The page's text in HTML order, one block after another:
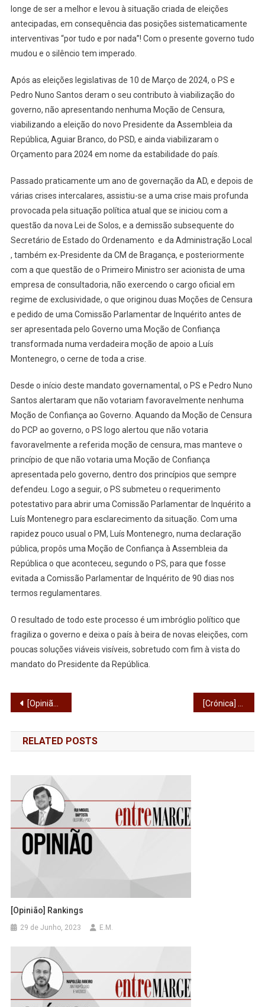
longe de ser a melhor e levou à situação criada de eleições
antecipadas, em consequência das posições sistematicamente
interventivas “por tudo e por nada”! Com o presente governo tudo
mudou e o silêncio tem imperado.
Após as eleições legislativas de 10 de Março de 2024, o PS e
Pedro Nuno Santos deram o seu contributo à viabilização do
governo, não apresentando nenhuma Moção de Censura,
viabilizando a eleição do novo Presidente da Assembleia da
República, Aguiar Branco, do PSD, e ainda viabilizaram o
Orçamento para 2024 em nome da estabilidade do país.
Passado praticamente um ano de governação da AD, e depois de
várias crises intercalares, assistiu-se a uma crise mais profunda
provocada pela situação política atual que se iniciou com a
questão da nova Lei de Solos, e a demissão subsequente do
Secretário de Estado do Ordenamento e da Administração Local
, também ex-Presidente da CM de Bragança, e posteriormente
com a que questão de o Primeiro Ministro ser acionista de uma
empresa de consultadoria, não exercendo o cargo oficial em
regime de exclusividade, o que originou duas Moções de Censura
e pedido de uma Comissão Parlamentar de Inquérito antes de
ser apresentada pelo Governo uma Moção de Confiança
transformada numa verdadeira moção de apoio a Luís
Montenegro, o cerne de toda a crise.
Desde o início deste mandato governamental, o PS e Pedro Nuno
Santos alertaram que não votariam favoravelmente nenhuma
Moção de Confiança ao Governo. Aquando da Moção de Censura
do PCP ao governo, o PS logo alertou que não votaria
favoravelmente a referida moção de censura, mas manteve o
princípio de que não votaria uma Moção de Confiança
apresentada pelo governo, dentro dos princípios que sempre
defendeu. Logo a seguir, o PS submeteu o requerimento
potestativo para abrir uma Comissão Parlamentar de Inquérito a
Luís Montenegro para esclarecimento da situação. Com uma
rapidez pouco usual o PM, Luís Montenegro, numa declaração
pública, propôs uma Moção de Confiança à Assembleia da
República o que aconteceu, segundo o PS, para que fosse
evitada a Comissão Parlamentar de Inquérito de 90 dias nos
termos regulamentares.
O resultado de todo este processo é um imbróglio político que
fragiliza o governo e deixa o país à beira de novas eleições, com
poucas soluções viáveis visíveis, sobretudo com fim à vista do
mandato do Presidente da República.
Navegação
de
artigos
[Opinião] Ligado à vida [Crónica] Solverde na eira e chuva no nabal
RELATED POSTS
[Opinião] Rankings
29 de Junho, 2023 E.M.